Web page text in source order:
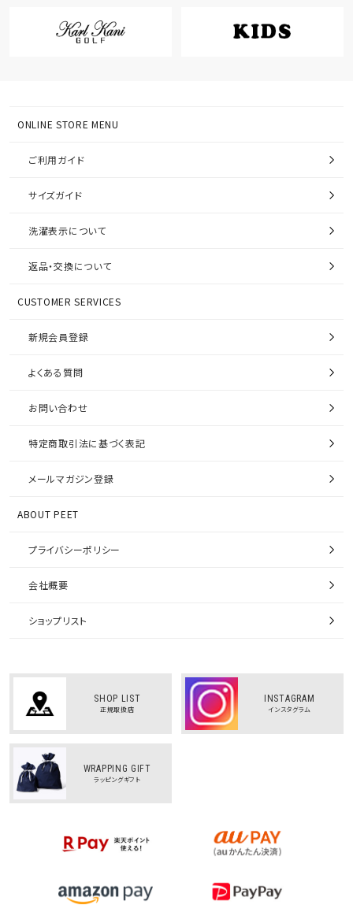
ONLINE STORE MENU
ご利用ガイド
サイズガイド
洗濯表示について
返品・交換について
CUSTOMER SERVICES
新規会員登録
よくある質問
お問い合わせ
特定商取引法に基づく表記
メールマガジン登録
ABOUT PEET
プライバシーポリシー
会社概要
ショップリスト
SHOP LIST
正規取扱店
INSTAGRAM
インスタグラム
WRAPPING GIFT
ラッピングギフト